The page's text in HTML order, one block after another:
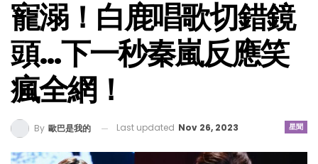
寵溺！白鹿唱歌切錯鏡
頭…下一秒秦嵐反應笑
瘋全網！
星聞
By 歐巴是我的 Last updated Nov 26, 2023